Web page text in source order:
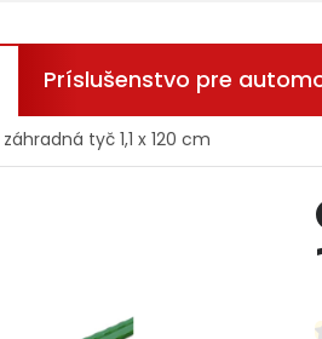
Príslušenstvo pre
tyč 1,1 x 120 cm